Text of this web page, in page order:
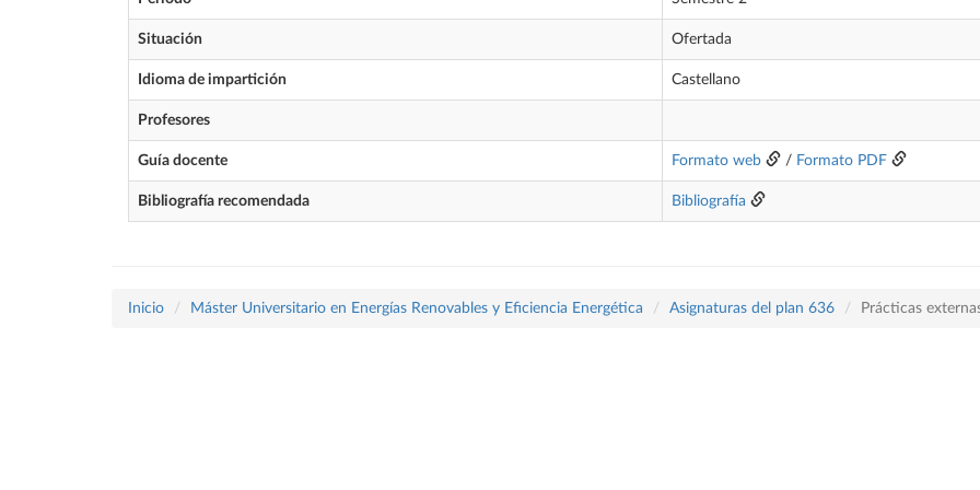
Situación Ofertada
Idioma de impartición Castellano
Profesores
Guía docente Formato web / Formato PDF
Bibliografía recomendada Bibliografía
Inicio Máster Universitario en Energías Renovables y Eficiencia Energética Asignaturas del plan 636 Prácticas